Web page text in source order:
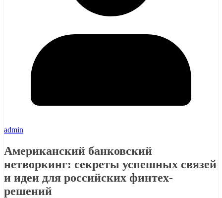
admin
Американский банковский
нетворкинг: секреты успешных связей
и идеи для российских финтех-
решений